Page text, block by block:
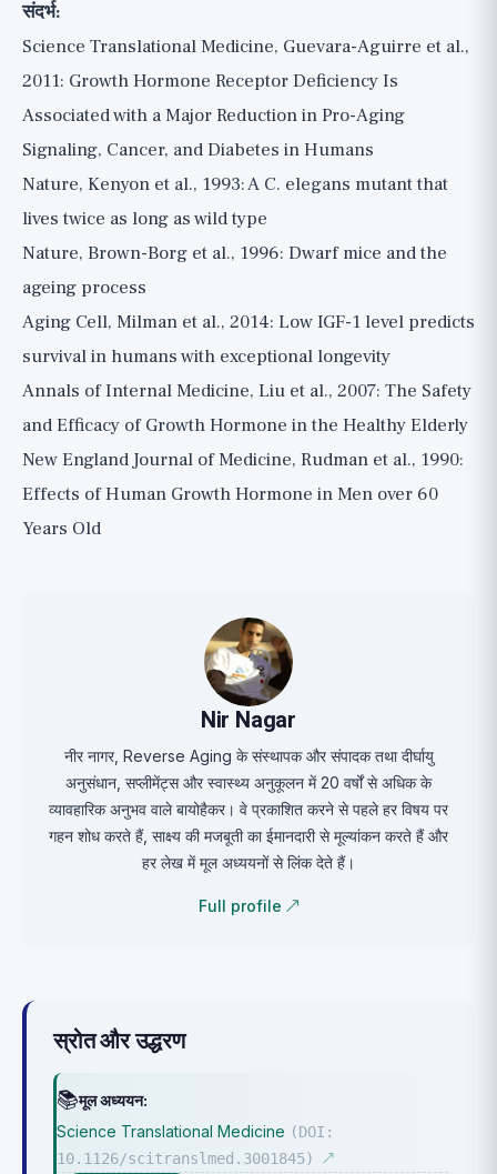
संदर्भ:
Science Translational Medicine, Guevara-Aguirre et al.,
2011: Growth Hormone Receptor Deficiency Is
Associated with a Major Reduction in Pro-Aging
Signaling, Cancer, and Diabetes in Humans
Nature, Kenyon et al., 1993: A C. elegans mutant that
lives twice as long as wild type
Nature, Brown-Borg et al., 1996: Dwarf mice and the
ageing process
Aging Cell, Milman et al., 2014: Low IGF-1 level predicts
survival in humans with exceptional longevity
Annals of Internal Medicine, Liu et al., 2007: The Safety
and Efficacy of Growth Hormone in the Healthy Elderly
New England Journal of Medicine, Rudman et al., 1990:
Effects of Human Growth Hormone in Men over 60
Years Old
Nir Nagar
नीर नागर, Reverse Aging के संस्थापक और संपादक तथा दीर्घायु
अनुसंधान, सप्लीमेंट्स और स्वास्थ्य अनुकूलन में 20 वर्षों से अधिक के
व्यावहारिक अनुभव वाले बायोहैकर। वे प्रकाशित करने से पहले हर विषय पर
गहन शोध करते हैं, साक्ष्य की मजबूती का ईमानदारी से मूल्यांकन करते हैं और
हर लेख में मूल अध्ययनों से लिंक देते हैं।
Full profile ↗
स्रोत और उद्धरण
📚मूल अध्ययन:
Science Translational Medicine (DOI:
10.1126/scitranslmed.3001845)
↗